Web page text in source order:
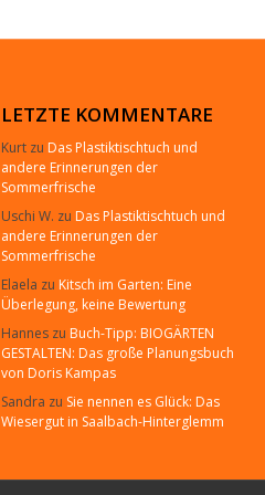
LETZTE KOMMENTARE
Kurtzu Das Plastiktischtuch und
andere Erinnerungen der
Sommerfrische
Uschi W. zu Das Plastiktischtuch und
andere Erinnerungen der
Sommerfrische
Elaela zu Kitsch im Garten: Eine
Überlegung, keine Bewertung
Hanneszu Buch-Tipp: BIOGÄRTEN
GESTALTEN: Das große Planungsbuch
von Doris Kampas
Sandra zu Sie nennen es Glück: Das
Wiesergut in Saalbach-Hinterglemm